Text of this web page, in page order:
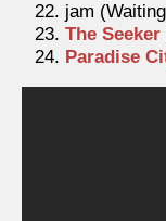
jam
The Seeker
Paradise